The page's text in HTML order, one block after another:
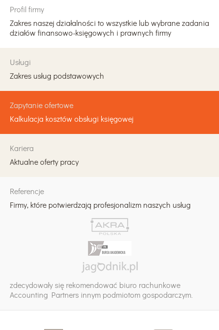
Profil firmy
Zakres naszej działalności to wszystkie lub wybrane zadania
działów finansowo-księgowych i prawnych firmy
Usługi
Zakres usług podstawowych
Zapytanie ofertowe
Kalkulacja kosztów obsługi księgowej
Kariera
Aktualne oferty pracy
Referencje
Firmy, które potwierdzają profesjonalizm naszych usług
zdecydowały się rekomendować biuro rachunkowe
Accounting Partners innym podmiotom gospodarczym.